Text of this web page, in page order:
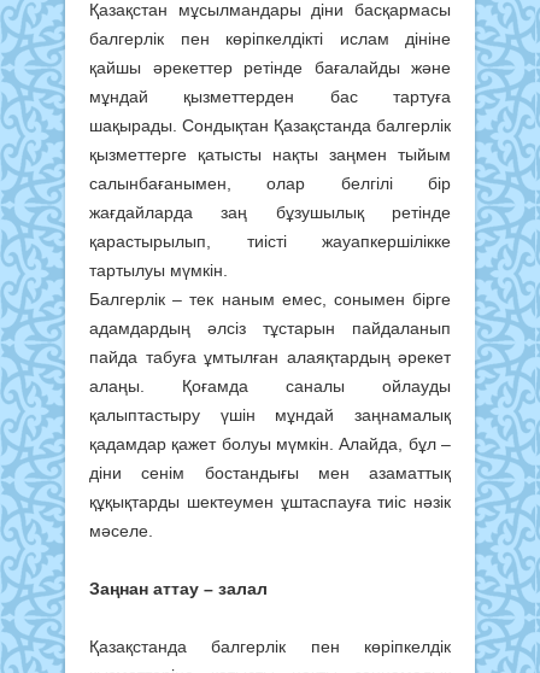
Қазақстан мұсылмандары діни басқармасы
балгерлік пен көріпкелдікті ислам дініне
қайшы әрекеттер ретінде бағалайды және
мұндай қызметтерден бас тартуға
шақырады. Сондықтан Қазақстанда балгерлік
қызметтерге қатысты нақты заңмен тыйым
салынбағанымен, олар белгілі бір
жағдайларда заң бұзушылық ретінде
қарастырылып, тиісті жауапкершілікке
тартылуы мүмкін.
Балгерлік – тек наным емес, сонымен бірге
адамдардың әлсіз тұстарын пайдаланып
пайда табуға ұмтылған алаяқтардың әрекет
алаңы. Қоғамда саналы ойлауды
қалыптастыру үшін мұндай заңнамалық
қадамдар қажет болуы мүмкін. Алайда, бұл –
діни сенім бостандығы мен азаматтық
құқықтарды шектеумен ұштаспауға тиіс нәзік
мәселе.
Заңнан аттау – залал
Қазақстанда балгерлік пен көріпкелдік